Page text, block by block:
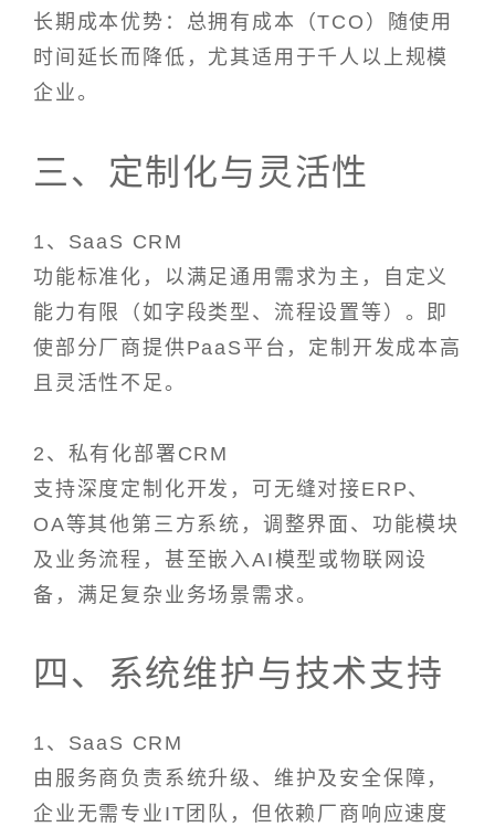
长期成本优势：总拥有成本（TCO）随使用
时间延长而降低，尤其适用于千人以上规模
企业。
三、定制化与灵活性
1、SaaS CRM
功能标准化，以满足通用需求为主，自定义
能力有限（如字段类型、流程设置等）。即
使部分厂商提供PaaS平台，定制开发成本高
且灵活性不足。
2、私有化部署CRM
支持深度定制化开发，可无缝对接ERP、
OA等其他第三方系统，调整界面、功能模块
及业务流程，甚至嵌入AI模型或物联网设
备，满足复杂业务场景需求。
四、系统维护与技术支持
1、SaaS CRM
由服务商负责系统升级、维护及安全保障，
企业无需专业IT团队，但依赖厂商响应速度